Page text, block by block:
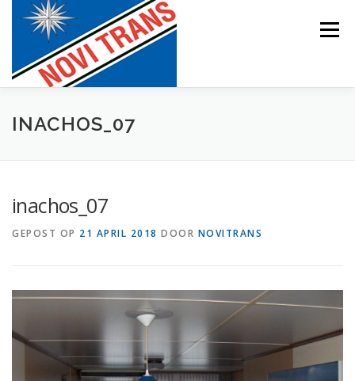
Menu
BEVRACHTING
INACHOS_07
inachos_07
GEPOST OP 21 APRIL 2018 DOOR NOVITRANS